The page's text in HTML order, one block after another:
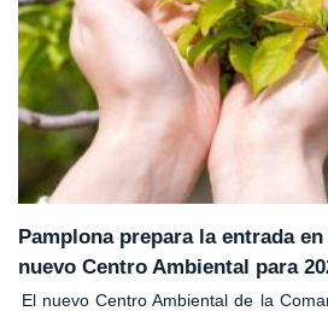
Pamplona prepara la entrada
nuevo Centro Ambiental para
El nuevo Centro Ambiental de la